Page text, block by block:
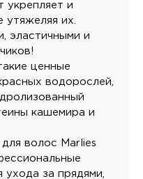
укрепляет и
их.
эластичными и
ценные
водорослей,
кашемира и
волос Marlies
ухода за прядями,